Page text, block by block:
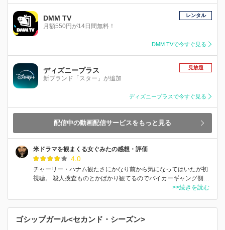
DMM TV
月額550円が14日間無料！
レンタル
DMM TVで今すぐ見る
ディズニープラス
新ブランド「スター」が追加
見放題
ディズニープラスで今すぐ見る
配信中の動画配信サービスをもっと見る
米ドラマを観まくる女ぐみたの感想・評価
4.0
チャーリー・ハナム観たさにかなり前から気になってはいたが初
視聴。 殺人捜査ものとかばかり観てるのでバイカーギャング側…
>>続きを読む
ゴシップガール<セカンド・シーズン>